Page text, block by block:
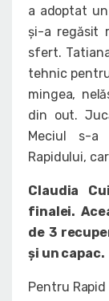
a adoptat
și-a regăsit
sfert.
tehnic
mingea,
din out.
Meciul s-
Rapidului,
Claudia
finalei.
de 3
și un capac.
Pentru